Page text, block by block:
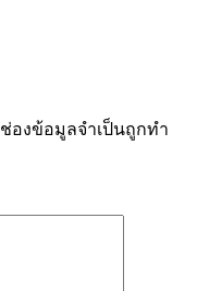
ช่องข้อมูลจำเป็นถูกทำ